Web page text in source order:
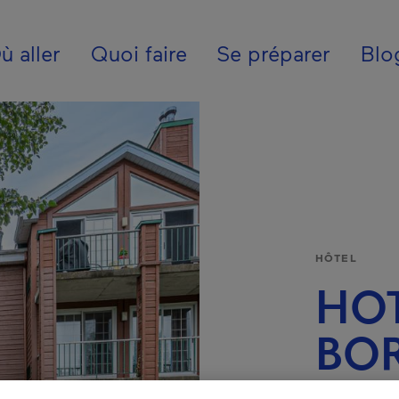
- Fr - Canada
aller Quoi faire Se préparer
HÔTEL